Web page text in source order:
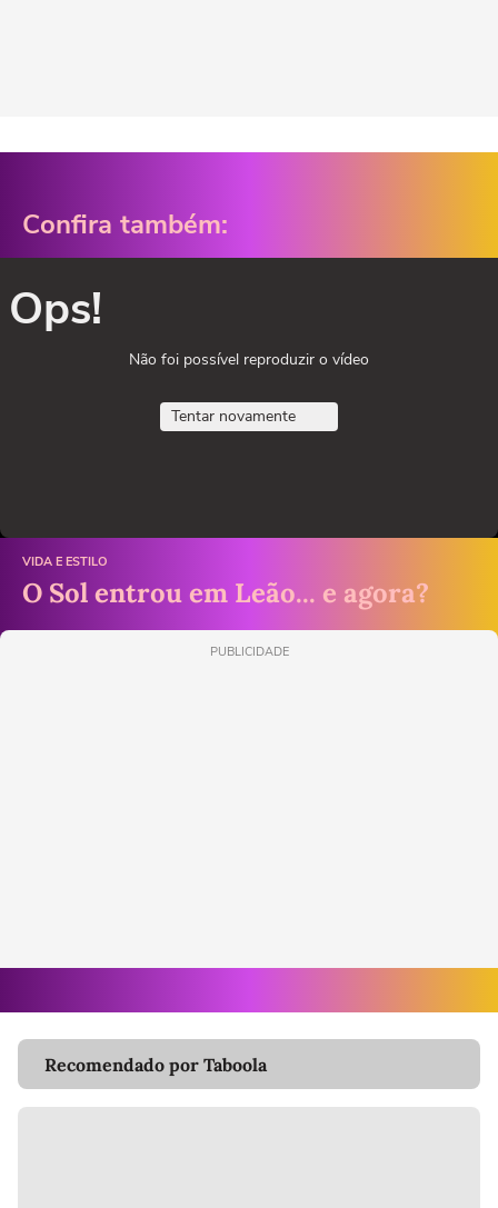
Confira também:
Ops!
Não foi possível reproduzir o vídeo
Tentar novamente
VIDA E ESTILO
O Sol entrou em Leão... e agora?
PUBLICIDADE
Recomendado por Taboola